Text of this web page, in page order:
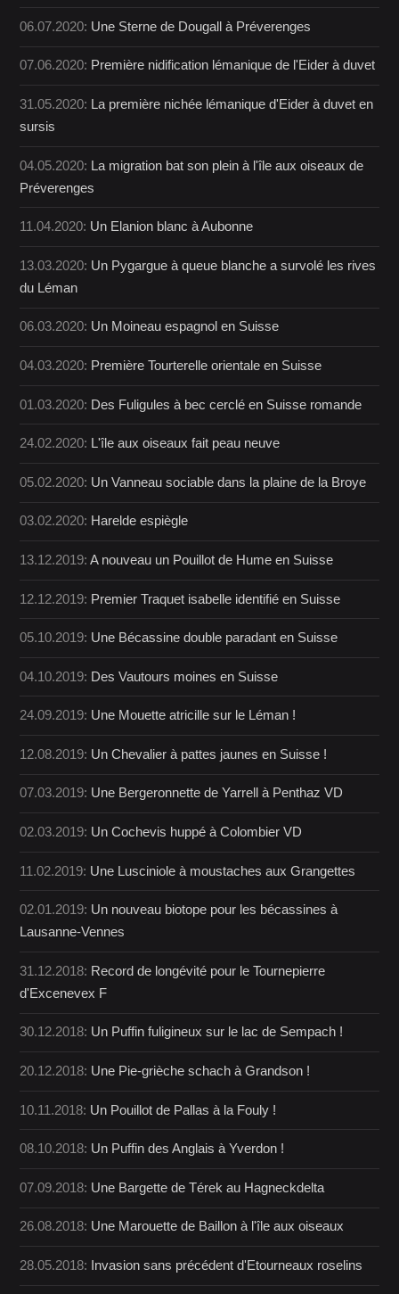
06.07.2020: Une Sterne de Dougall à Préverenges
07.06.2020: Première nidification lémanique de l'Eider à duvet
31.05.2020: La première nichée lémanique d'Eider à duvet en
sursis
04.05.2020: La migration bat son plein à l'île aux oiseaux de
Préverenges
11.04.2020: Un Elanion blanc à Aubonne
13.03.2020: Un Pygargue à queue blanche a survolé les rives
du Léman
06.03.2020: Un Moineau espagnol en Suisse
04.03.2020: Première Tourterelle orientale en Suisse
01.03.2020: Des Fuligules à bec cerclé en Suisse romande
24.02.2020: L'île aux oiseaux fait peau neuve
05.02.2020: Un Vanneau sociable dans la plaine de la Broye
03.02.2020: Harelde espiègle
13.12.2019:A nouveau un Pouillot de Hume en Suisse
12.12.2019: Premier Traquet isabelle identifié en Suisse
05.10.2019: Une Bécassine double paradant en Suisse
04.10.2019: Des Vautours moines en Suisse
24.09.2019: Une Mouette atricille sur le Léman !
12.08.2019: Un Chevalier à pattes jaunes en Suisse !
07.03.2019: Une Bergeronnette de Yarrell à Penthaz VD
02.03.2019: Un Cochevis huppé à Colombier VD
11.02.2019: Une Lusciniole à moustaches aux Grangettes
02.01.2019: Un nouveau biotope pour les bécassines à
Lausanne-Vennes
31.12.2018: Record de longévité pour le Tournepierre
d'Excenevex F
30.12.2018: Un Puffin fuligineux sur le lac de Sempach !
20.12.2018: Une Pie-grièche schach à Grandson !
10.11.2018: Un Pouillot de Pallas à la Fouly !
08.10.2018: Un Puffin des Anglais à Yverdon !
07.09.2018: Une Bargette de Térek au Hagneckdelta
26.08.2018: Une Marouette de Baillon à l'île aux oiseaux
28.05.2018: Invasion sans précédent d'Etourneaux roselins